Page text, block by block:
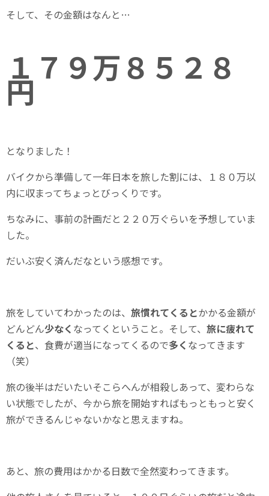
そして、その金額はなんと…
１７９万８５２８
円
となりました！
バイクから準備して一年日本を旅した割には、１８０万以
内に収まってちょっとびっくりです。
ちなみに、事前の計画だと２２０万ぐらいを予想していま
した。
だいぶ安く済んだなという感想です。
旅をしていてわかったのは、 旅慣れてくるとかかる金額が
どんどん少なく なってくということ。そして、 旅に疲れて
くると、食費が適当になってくるので多く なってきます
（笑）
旅の後半はだいたいそこらへんが相殺しあって、変わらな
い状態でしたが、今から旅を開始すればもっともっと安く
旅ができるんじゃないかなと思えますね。
あと、旅の費用はかかる日数で全然変わってきます。